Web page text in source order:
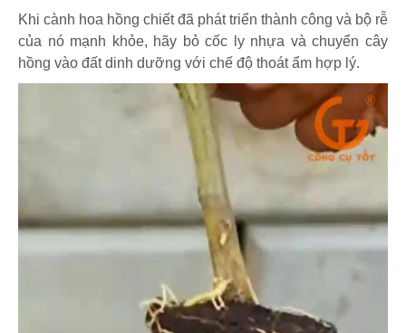
Khi cành hoa hồng chiết đã phát triển thành công và bộ rễ
của nó mạnh khỏe, hãy bỏ cốc ly nhựa và chuyển cây
hồng vào đất dinh dưỡng với chế độ thoát ẩm hợp lý.